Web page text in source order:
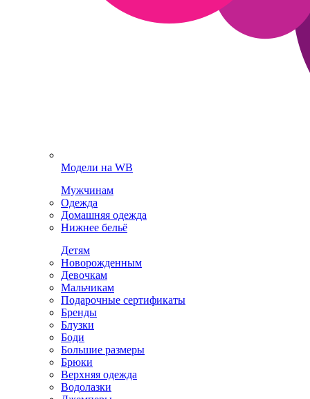
Модели на WB
Мужчинам
Одежда
Домашняя одежда
Нижнее бельё
Детям
Новорожденным
Девочкам
Мальчикам
Подарочные сертификаты
Бренды
Блузки
Боди
Большие размеры
Брюки
Верхняя одежда
Водолазки